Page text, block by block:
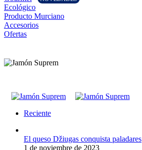
Ecológico
Producto Murciano
Accesorios
Ofertas
Reciente
El queso Džiugas conquista paladares
1 de noviembre de 2023